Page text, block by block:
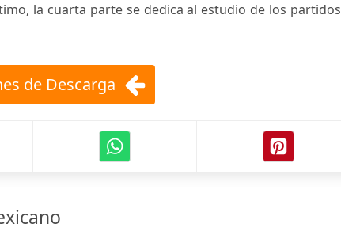
la cuarta parte se dedica al estudio de los partidos
de Descarga